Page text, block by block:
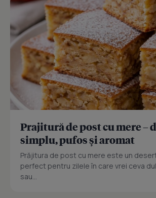
Prajitură de post cu mere –
simplu, pufos și aromat
Prăjitura de post cu mere este un
perfect pentru zilele în care vrei ceva
sau...